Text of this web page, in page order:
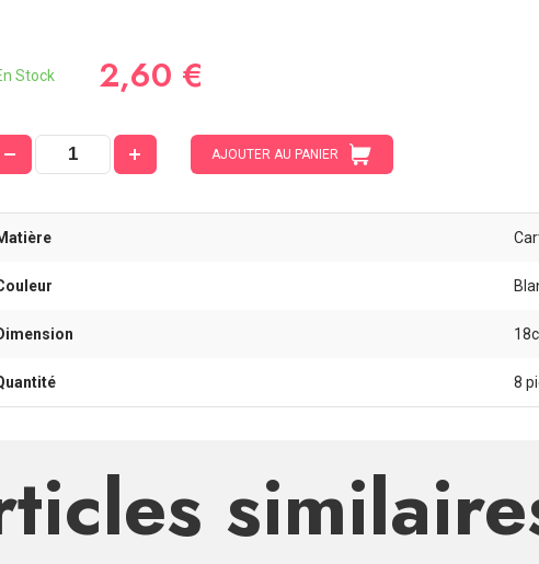
Stock 2,60 €
AJOUTER AU PANIER
8